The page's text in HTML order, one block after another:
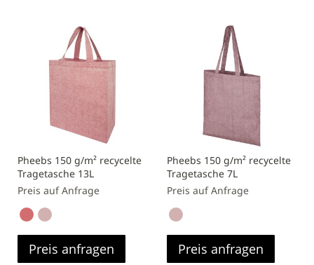
Pheebs 150 g/m² recycelte
Tragetasche 13L
Preis auf Anfrage
Preis anfragen
Pheebs 150 g/m² recycelte
Tragetasche 7L
Preis auf Anfrage
Preis anfragen